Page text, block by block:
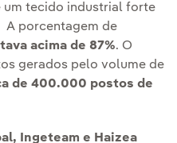
um tecido industrial forte
A porcentagem de
acima de 87%. O
gerados pelo volume de
de 400.000 postos de
Ingeteam e Haizea